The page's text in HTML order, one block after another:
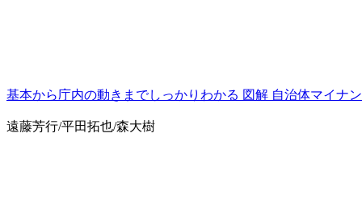
基本から庁内の動きまでしっかりわかる 図解 自治体マイナ
遠藤芳行/平田拓也/森大樹